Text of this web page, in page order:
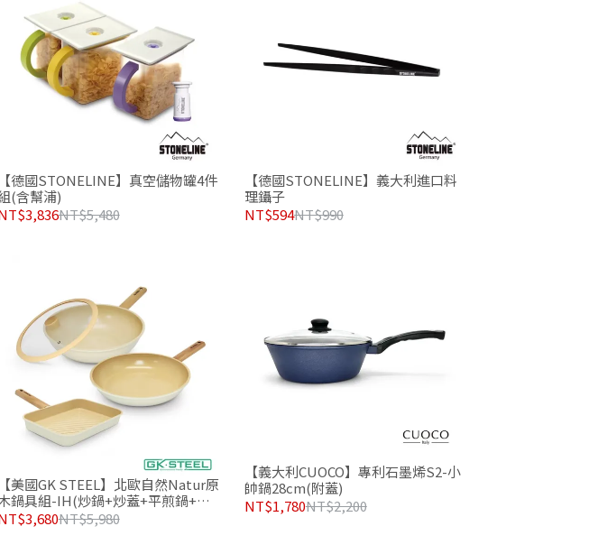
【德國STONELINE】真空儲物罐4件
(含幫浦)
NT$5,480
【德國STONELINE】義大利進口料
理鑷子
NT$594NT$990
【美國GK STEEL】北歐自然Natur原
鍋具組-IH(炒鍋+炒蓋+平煎鍋+牛
鍋)
NT$5,980
【義大利CUOCO】專利石墨烯S2-小
帥鍋28cm(附蓋)
NT$1,780NT$2,200